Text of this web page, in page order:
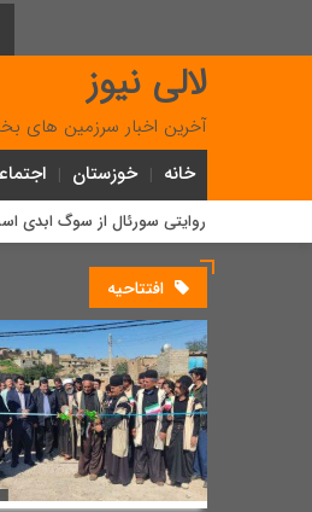
لالی نیوز
آخرین اخبار سرزمین های
خانه خوزستان
و مکان؛ روایتی سورئال از سوگ ابدی اسب
افتتاحیه